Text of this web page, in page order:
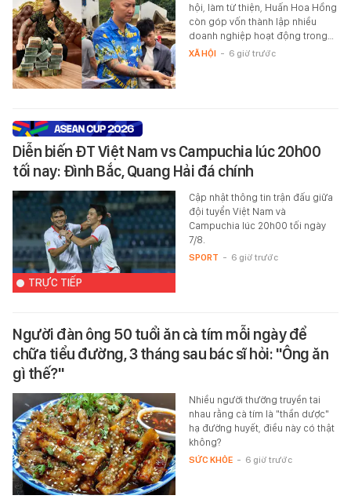
hội, làm từ thiện, Huấn Hoa Hồng
còn góp vốn thành lập nhiều
doanh nghiệp hoạt động trong…
XÃ HỘI - 6 giờ trước
Diễn biến ĐT Việt Nam vs Campuchia lúc 20h00
tối nay: Đình Bắc, Quang Hải đá chính
TRỰC TIẾP
Cập nhật thông tin trận đấu giữa
đội tuyển Việt Nam và
Campuchia lúc 20h00 tối ngày
7/8.
SPORT - 6 giờ trước
Người đàn ông 50 tuổi ăn cà tím mỗi ngày để
chữa tiểu đường, 3 tháng sau bác sĩ hỏi: "Ông ăn
gì thế?"
Nhiều người thường truyền tai
nhau rằng cà tím là "thần dược"
hạ đường huyết, điều này có thật
không?
SỨC KHỎE - 6 giờ trước